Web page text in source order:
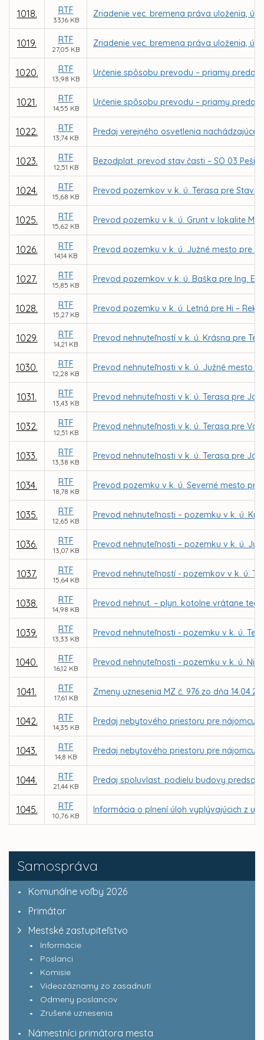
Samospráva
Komunálne voľby 2026
Primátor
Mestské zastupiteľstvo
Informácie
Poslanci
Komisie
Videozáznamy zo zasadnutí
Odmeny poslancov
Zrušené uznesenia
Námestníci primátora mesta
1018. RTF
33,16 KB
Zriadenie vec. bremena práva uloženia,
1019. RTF
27,05 KB
Zriadenie vec. bremena práva uloženia,
1020. RTF
13,98 KB
Určenie spôsobu prevodu – priamy predaj
1021. RTF
14,55 KB
Určenie spôsobu prevodu – priamy predaj
1022. RTF
13,74 KB
Predaj verejného osvetlenia
1023. RTF
12,51 KB
Bezodplat. prevod stav.časti – SO 03
1024. RTF
15,68 KB
Prevod pozemkov v k. ú. Terasa pre
1025. RTF
15,62 KB
Prevod pozemku v k. ú. Grunt v lokalite
1026. RTF
14,14 KB
Prevod pozemku v k. ú. Južné mesto pre
1027. RTF
15,85 KB
Prevod pozemkov v k. ú. Baška pre Ing.
1028. RTF
15,27 KB
Prevod pozemku v k. ú. Letná pre Hi –
1029. RTF
14,21 KB
Prevod nehnuteľností v k. ú. Krásna pre
1030. RTF
12,28 KB
Prevod nehnuteľnosti v k. ú. Južné mesto
1031. RTF
13,43 KB
Prevod nehnuteľnosti v k. ú. Terasa pre
1032. RTF
12,51 KB
Prevod nehnuteľnosti v k. ú. Terasa pre
1033. RTF
13,38 KB
Prevod nehnuteľnosti v k. ú. Terasa pre
1034. RTF
18,78 KB
Prevod pozemku v k. ú. Severné mesto
1035. RTF
12,65 KB
Prevod nehnuteľnosti – pozemku v k. ú.
1036. RTF
13,07 KB
Prevod nehnuteľnosti – pozemku v k. ú.
1037. RTF
15,64 KB
Prevod nehnuteľností - pozemkov v k. ú.
1038. RTF
14,98 KB
Prevod nehnut. – plyn. kotolne vrátane
1039. RTF
13,33 KB
Prevod nehnuteľnosti - pozemku v k. ú.
1040. RTF
16,12 KB
Prevod nehnuteľnosti - pozemku v k. ú.
1041. RTF
17,61 KB
Zmeny uznesenia MZ č. 976 zo dňa
1042. RTF
14,35 KB
Predaj nebytového priestoru pre nájomcu
1043. RTF
14,8 KB
Predaj nebytového priestoru pre nájomcu
1044. RTF
21,44 KB
Predaj spoluvlast. podielu budovy
1045. RTF
10,76 KB
Informácia o plnení úloh vyplývajúcich z